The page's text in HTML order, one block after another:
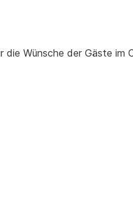
Wünsche der Gäste im